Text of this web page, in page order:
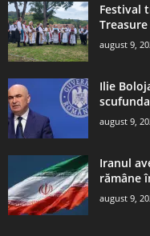
Festival
august 9,
Ilie
august 9,
Iranul
rămâne
august 9,